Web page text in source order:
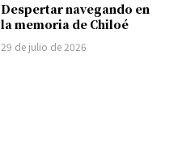
Despertar navegando en
la memoria de Chiloé
29 de julio de 2026